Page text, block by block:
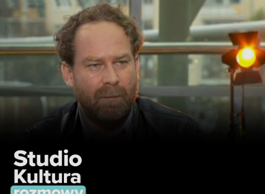
Studio Kultura Rozmowy